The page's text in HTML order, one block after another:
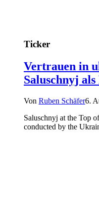
Ticker
Vertrauen in
Saluschnyj
Von Ruben Schäfer6.
Saluschnyj at the Top
conducted by the